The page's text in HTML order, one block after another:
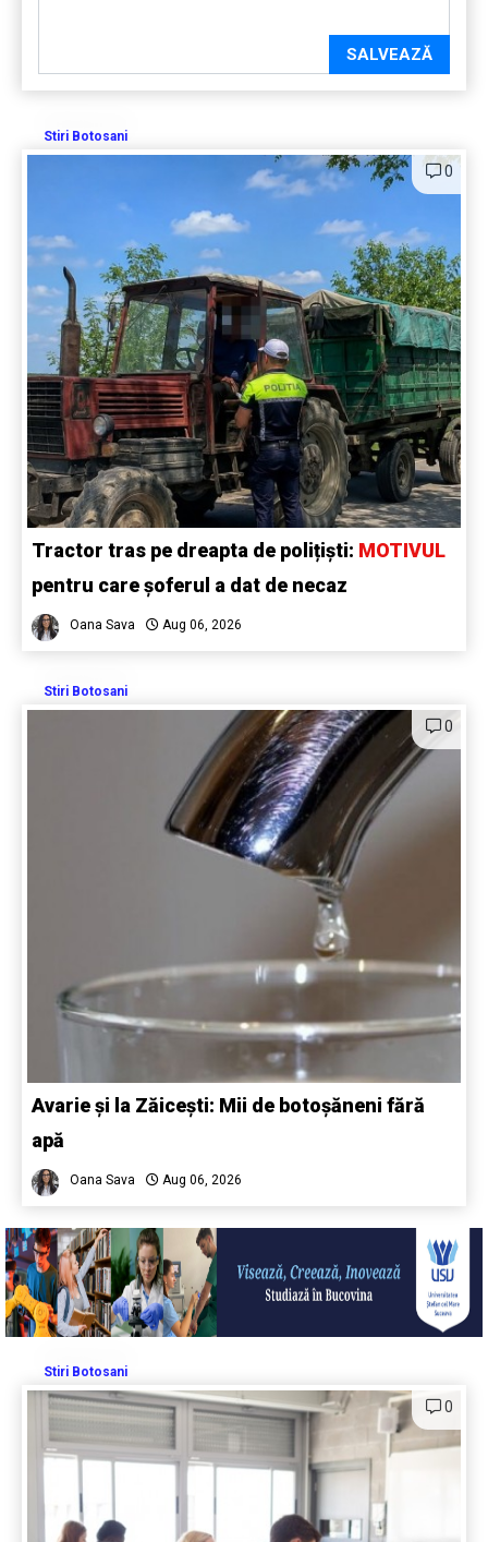
SALVEAZĂ
Stiri Botosani
0
Tractor tras pe dreapta de polițiști: MOTIVUL
pentru care șoferul a dat de necaz
Oana Sava Aug 06, 2026
Stiri Botosani
0
Avarie și la Zăicești: Mii de botoșăneni fără
apă
Oana Sava Aug 06, 2026
Stiri Botosani
0